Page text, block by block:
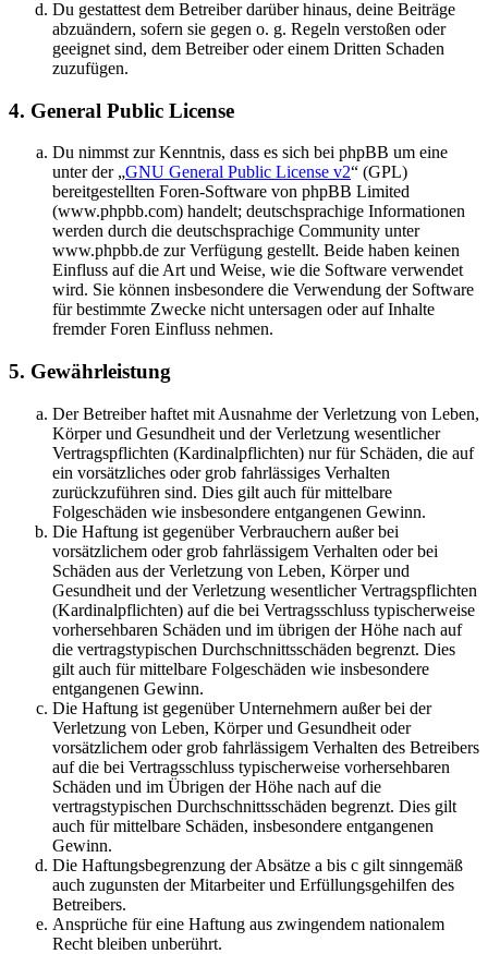
Du gestattest dem Betreiber darüber hinaus, deine Beiträge
abzuändern, sofern sie gegen o. g. Regeln verstoßen oder
geeignet sind, dem Betreiber oder einem Dritten Schaden
zuzufügen.
4. General Public License
Du nimmst zur Kenntnis, dass es sich bei phpBB um eine
unter der „GNU General Public License v2“ (GPL)
bereitgestellten Foren-Software von phpBB Limited
(www.phpbb.com) handelt; deutschsprachige Informationen
werden durch die deutschsprachige Community unter
www.phpbb.de zur Verfügung gestellt. Beide haben keinen
Einfluss auf die Art und Weise, wie die Software verwendet
wird. Sie können insbesondere die Verwendung der Software
für bestimmte Zwecke nicht untersagen oder auf Inhalte
fremder Foren Einfluss nehmen.
5. Gewährleistung
Der Betreiber haftet mit Ausnahme der Verletzung von Leben,
Körper und Gesundheit und der Verletzung wesentlicher
Vertragspflichten (Kardinalpflichten) nur für Schäden, die auf
ein vorsätzliches oder grob fahrlässiges Verhalten
zurückzuführen sind. Dies gilt auch für mittelbare
Folgeschäden wie insbesondere entgangenen Gewinn.
Die Haftung ist gegenüber Verbrauchern außer bei
vorsätzlichem oder grob fahrlässigem Verhalten oder bei
Schäden aus der Verletzung von Leben, Körper und
Gesundheit und der Verletzung wesentlicher Vertragspflichten
(Kardinalpflichten) auf die bei Vertragsschluss typischerweise
vorhersehbaren Schäden und im übrigen der Höhe nach auf
die vertragstypischen Durchschnittsschäden begrenzt. Dies
gilt auch für mittelbare Folgeschäden wie insbesondere
entgangenen Gewinn.
Die Haftung ist gegenüber Unternehmern außer bei der
Verletzung von Leben, Körper und Gesundheit oder
vorsätzlichem oder grob fahrlässigem Verhalten des Betreibers
auf die bei Vertragsschluss typischerweise vorhersehbaren
Schäden und im Übrigen der Höhe nach auf die
vertragstypischen Durchschnittsschäden begrenzt. Dies gilt
auch für mittelbare Schäden, insbesondere entgangenen
Gewinn.
Die Haftungsbegrenzung der Absätze a bis c gilt sinngemäß
auch zugunsten der Mitarbeiter und Erfüllungsgehilfen des
Betreibers.
Ansprüche für eine Haftung aus zwingendem nationalem
Recht bleiben unberührt.